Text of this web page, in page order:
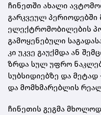
ჩინეთში ახალი
გარკვეულ პერიოდებში
ელექტრომობილების
გამოყენებული
კი უკვე გაუქმდა ან
ზრდა სულ უფრო
სუბსიდიებზე და
და მომხმარებლის
ჩინეთის გეგმა